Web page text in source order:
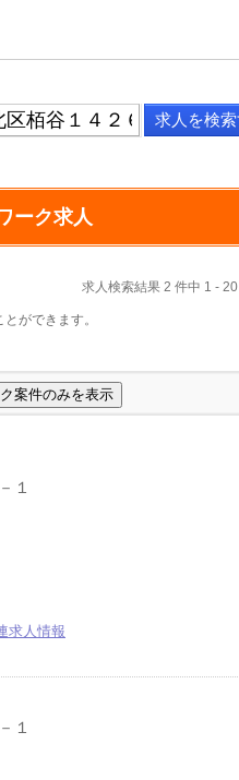
ーク求人
求人検索結果 2 件中 1 - 20
ができます。
１
求人情報
１